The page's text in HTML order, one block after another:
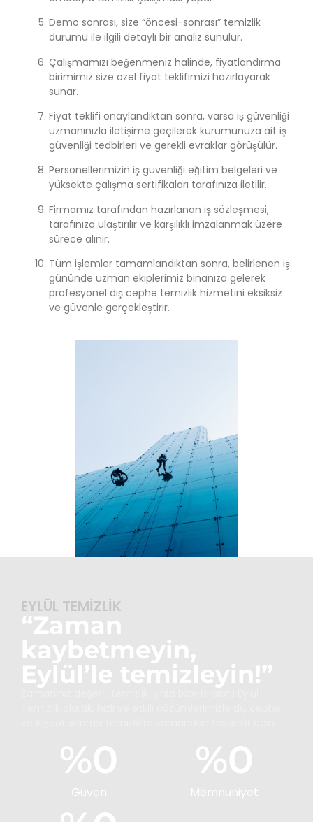
Demo sonrası, size “öncesi-sonrası” temizlik
durumu ile ilgili detaylı bir analiz sunulur.
Çalışmamızı beğenmeniz halinde, fiyatlandırma
birimimiz size özel fiyat teklifimizi hazırlayarak
sunar.
Fiyat teklifi onaylandıktan sonra, varsa iş güvenliği
uzmanınızla iletişime geçilerek kurumunuza ait iş
güvenliği tedbirleri ve gerekli evraklar görüşülür.
Personellerimizin iş güvenliği eğitim belgeleri ve
yüksekte çalışma sertifikaları tarafınıza iletilir.
Firmamız tarafından hazırlanan iş sözleşmesi,
tarafınıza ulaştırılır ve karşılıklı imzalanmak üzere
sürece alınır.
Tüm işlemler tamamlandıktan sonra, belirlenen iş
gününde uzman ekiplerimiz binanıza gelerek
profesyonel dış cephe temizlik hizmetini eksiksiz
ve güvenle gerçekleştirir.
EYLÜL TEMİZLİK
“Zaman
kaybetmeyin,
Eylül’le temizleyin!”
Güven
%0
Memnuniyet
%0